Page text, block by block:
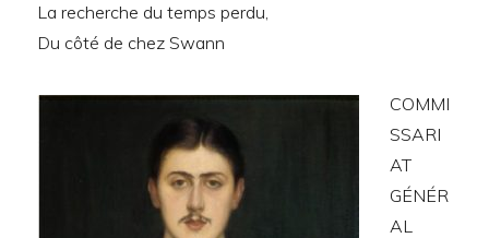
La recherche du temps perdu,
Du côté de chez Swann
COMMI
SSARI
AT
GÉNÉR
AL